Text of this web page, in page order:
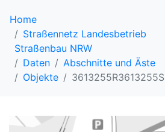
Home
Straßennetz Landesbetrieb
Straßenbau NRW
Daten
Abschnitte und Äste
Objekte
3613255R3613255S